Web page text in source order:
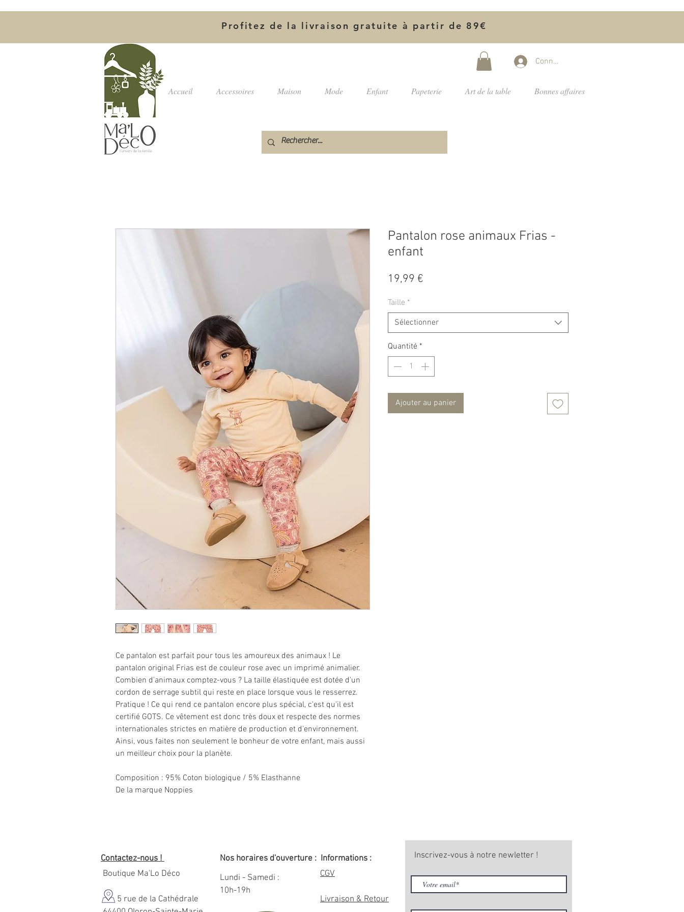
Profitez de la livraison gratuite à partir de 89€
Connectez-vous
Accueil Accessoires Maison Mode Enfant Papeterie Art de la table Bonnes affaires
Ce pantalon est parfait pour tous les amoureux des animaux ! Le
pantalon original Frias est de couleur rose avec un imprimé animalier.
Combien d'animaux comptez-vous ? La taille élastiquée est dotée d'un
cordon de serrage subtil qui reste en place lorsque vous le resserrez.
Pratique ! Ce qui rend ce pantalon encore plus spécial, c'est qu'il est
certifié GOTS. Ce vêtement est donc très doux et respecte des normes
internationales strictes en matière de production et d'environnement.
Ainsi, vous faites non seulement le bonheur de votre enfant, mais aussi
un meilleur choix pour la planète.
Composition : 95% Coton biologique / 5% Elasthanne
De la marque Noppies
Pantalon rose animaux Frias -
enfant
19,99 €
Taille *
Sélectionner
Quantité *
Ajouter au panier
Contactez-nous !
Boutique Ma'Lo Déco
5 rue de la Cathédrale
Nos horaires d'ouverture :
Lundi - Samedi :
10h-19h
Informations :
CGV
Livraison & Retour
Inscrivez-vous à notre newletter !